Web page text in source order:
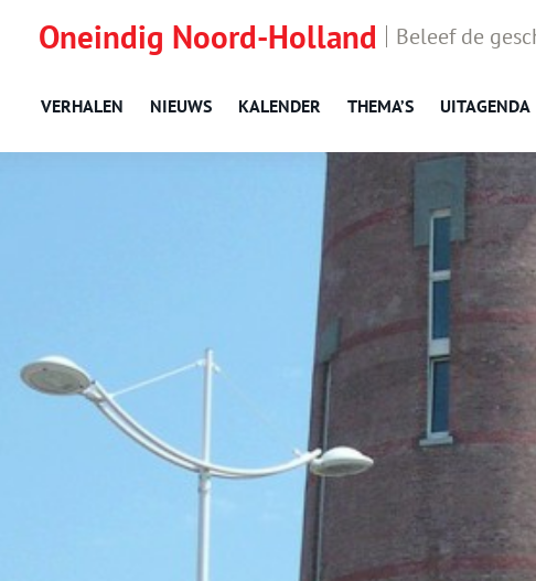
Oneindig Noord-Holland Beleef de
VERHALEN NIEUWS KALENDER THEMA’S UITAGENDA